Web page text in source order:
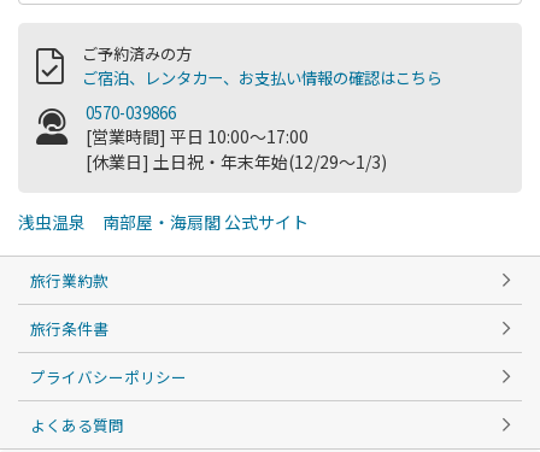
ご予約済みの方
ご宿泊、レンタカー、お支払い情報の確認はこちら
0570-039866
[営業時間] 平日 10:00～17:00
[休業日] 土日祝・年末年始(12/29～1/3)
浅虫温泉 南部屋・海扇閣 公式サイト
旅行業約款
旅行条件書
プライバシーポリシー
よくある質問